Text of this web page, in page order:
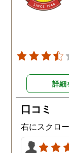
詳細
口コミ
右にスクロ